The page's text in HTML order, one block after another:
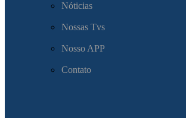
Nóticias
Nossas Tvs
Nosso APP
Contato